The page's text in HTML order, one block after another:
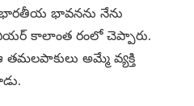
భావనను నేను
కాలాంత రంలో చెప్పారు.
అమ్మే వ్యక్తి